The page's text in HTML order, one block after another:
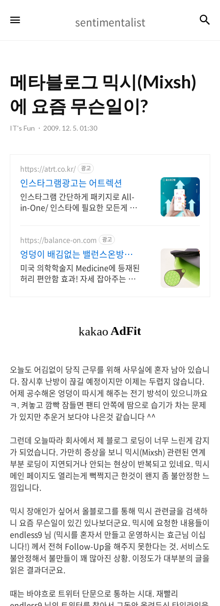
sentimentalist
메타블로그 믹시(Mixsh)
에 요즘 무슨일이?
IT's Fun 2009. 12. 5. 01:30
https://atrt.co.kr/ 광고
인스타그램광고는 어트렉션
인스타그램 간단하게 패키지로 All-
in-One/ 인스타에 필요한 모든게 가
https://balance-on.com 광고
엉덩이 배김없는 밸런스온방석
누적 판매량 135만 돌파!
미국 의학학술지 Medicine에 등재된
허리 편안함 효과! 자세 잡아주는 방
오늘도 어김없이 당직 근무를 위해 사무실에 혼자 남아 있습니
다. 잠시후 난방이 끊길 예정이지만 이제는 두렵지 않습니다.
어제 공수해온 엉덩이 따시게 해주는 전기 방석이 있으니까요
ㅋ. 켜놓고 깜빡 잠들면 팬티 안쪽에 땀으로 습기가 차는 문제
가 있지만 추운거 보다야 나은것 같습니다 ^^
그런데 오늘따라 회사에서 제 블로그 로딩이 너무 느린게 감지
가 되었습니다. 가만히 증상을 보니 믹시(Mixsh) 관련된 연계
부분 로딩이 지연되거나 안되는 현상이 반복되고 있네요. 믹시
메인 페이지도 열리는게 뻑쩍지근 한것이 왠지 좀 불안정한 느
낌입니다.
믹시 장애인가 싶어서 올블로그를 통해 믹시 관련글을 검색하
니 요즘 무슨일이 있긴 있나보더군요. 믹시에 요청한 내용들이
endless9 님 (믹시를 혼자서 만들고 운영하시는 효근님 이십
니다!) 께서 전혀 Follow-Up을 해주지 못한다는 것. 서비스도
불안정해서 불만들이 꽤 많아진 상황. 이정도가 대부분의 글을
읽은 결과더군요.
때는 바야흐로 트위터 단문으로 통하는 시대. 재빨리